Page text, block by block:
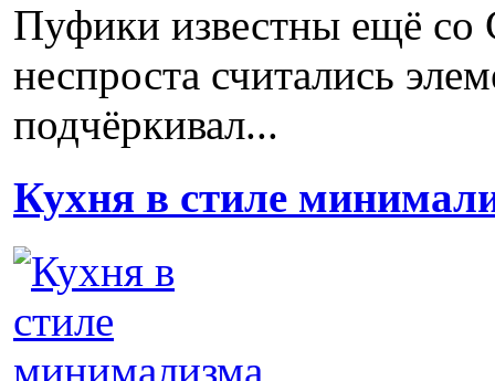
Пуфики известны ещё со
неспроста считались
подчёркивал...
Кухня в стиле